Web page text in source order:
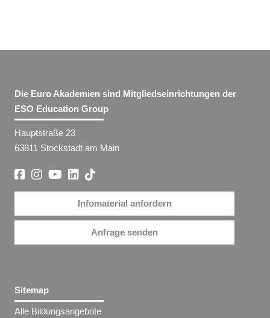
Die Euro Akademien sind Mitgliedseinrichtungen der
ESO Education Group
Hauptstraße 23
63811 Stockstadt am Main
Infomaterial anfordern
Anfrage senden
Sitemap
Alle Bildungsangebote